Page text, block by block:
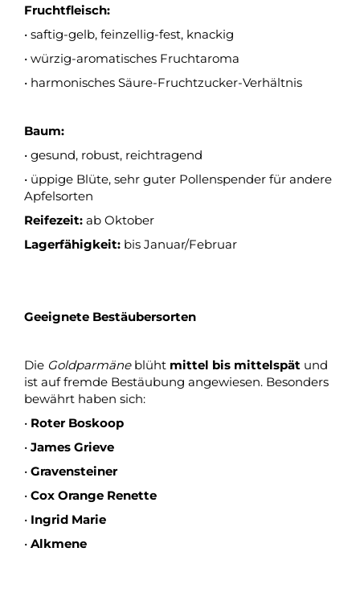
Fruchtfleisch:
• saftig-gelb, feinzellig-fest, knackig
• würzig-aromatisches Fruchtaroma
• harmonisches Säure-Fruchtzucker-Verhältnis
Baum:
• gesund, robust, reichtragend
• üppige Blüte, sehr guter Pollenspender für andere
Apfelsorten
Reifezeit: ab Oktober
Lagerfähigkeit: bis Januar/Februar
Geeignete Bestäubersorten
Die Goldparmäneblüht mittel bis mittelspät und
ist auf fremde Bestäubung angewiesen. Besonders
bewährt haben sich:
• Roter Boskoop
• James Grieve
• Gravensteiner
• Cox Orange Renette
• Ingrid Marie
• Alkmene